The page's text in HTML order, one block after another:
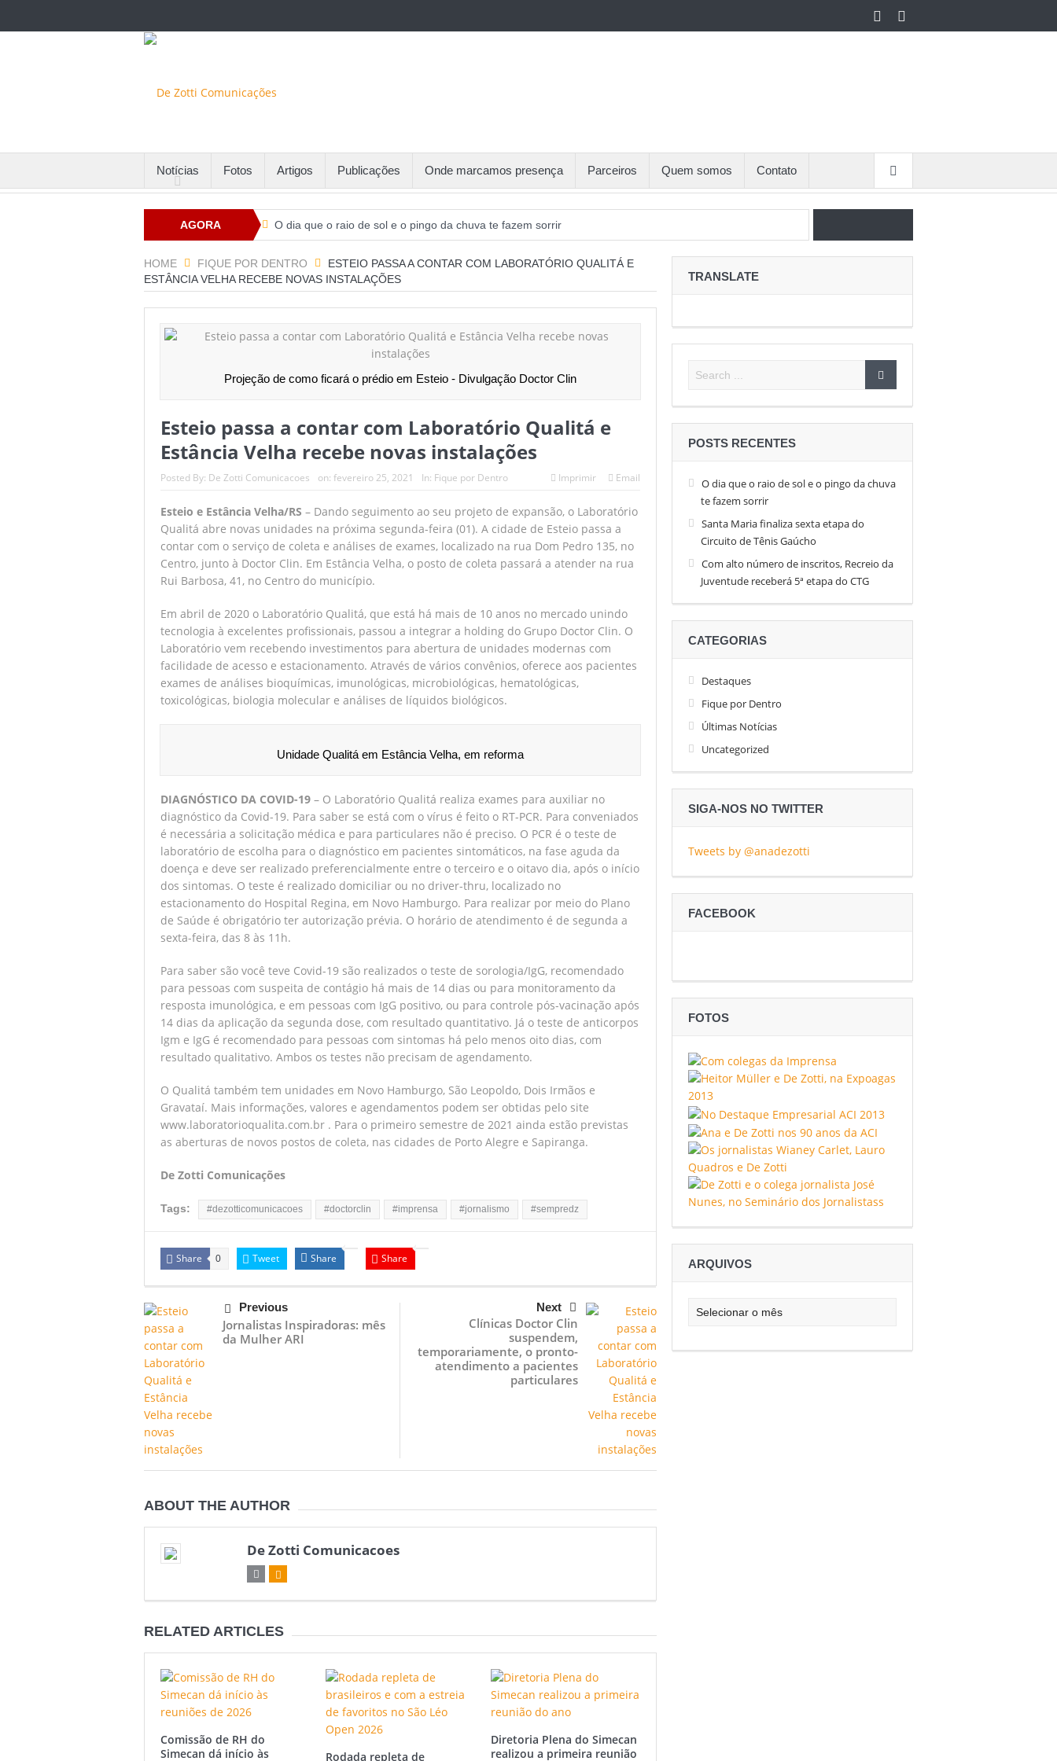
Notícias Fotos Artigos Publicações Onde marcamos presença Parceiros Quem somos Contato
AGORA O dia que o raio de sol e o pingo da chuva te fazem sorrir
Santa Maria finaliza sexta etapa do Circuito de Tênis Gaúcho
Com alto número de inscritos, Recreio da Juventude receberá 5ª etapa do CTG
Comissão de RH debate organização do trabalho e reivindicações sindicais para 2026
Em decisão com alto nível de tênis, Facundo Diaz Acosta é o campeão do São Léo Open 26
Seguem abertas até 13 de abril as inscrições para a Sessão de Negócios Simecan
Batalha de quase quatro horas garante brasileiro nas quartas de final do São Léo Open
Comissão de RH do Simecan dá início às reuniões de 2026
HOME FIQUE POR DENTRO
ESTEIO PASSA A CONTAR COM LABORATÓRIO QUALITÁ E
ESTÂNCIA VELHA RECEBE NOVAS INSTALAÇÕES
Projeção de como ficará o prédio em Esteio - Divulgação Doctor Clin
Esteio passa a contar com Laboratório Qualitá e
Estância Velha recebe novas instalações
Posted By: De Zotti Comunicacoes on: fevereiro 25, 2021 In: Fique por Dentro Imprimir Email
Esteio e Estância Velha/RS – Dando seguimento ao seu projeto de expansão, o Laboratório
Qualitá abre novas unidades na próxima segunda-feira (01). A cidade de Esteio passa a
contar com o serviço de coleta e análises de exames, localizado na rua Dom Pedro 135, no
Centro, junto à Doctor Clin. Em Estância Velha, o posto de coleta passará a atender na rua
Rui Barbosa, 41, no Centro do município.
Em abril de 2020 o Laboratório Qualitá, que está há mais de 10 anos no mercado unindo
tecnologia à excelentes profissionais, passou a integrar a holding do Grupo Doctor Clin. O
Laboratório vem recebendo investimentos para abertura de unidades modernas com
facilidade de acesso e estacionamento. Através de vários convênios, oferece aos pacientes
exames de análises bioquímicas, imunológicas, microbiológicas, hematológicas,
toxicológicas, biologia molecular e análises de líquidos biológicos.
Unidade Qualitá em Estância Velha, em reforma
DIAGNÓSTICO DA COVID-19 – O Laboratório Qualitá realiza exames para auxiliar no
diagnóstico da Covid-19. Para saber se está com o vírus é feito o RT-PCR. Para conveniados
é necessária a solicitação médica e para particulares não é preciso. O PCR é o teste de
laboratório de escolha para o diagnóstico em pacientes sintomáticos, na fase aguda da
doença e deve ser realizado preferencialmente entre o terceiro e o oitavo dia, após o início
dos sintomas. O teste é realizado domiciliar ou no driver-thru, localizado no
estacionamento do Hospital Regina, em Novo Hamburgo. Para realizar por meio do Plano
de Saúde é obrigatório ter autorização prévia. O horário de atendimento é de segunda a
sexta-feira, das 8 às 11h.
Para saber são você teve Covid-19 são realizados o teste de sorologia/IgG, recomendado
para pessoas com suspeita de contágio há mais de 14 dias ou para monitoramento da
resposta imunológica, e em pessoas com IgG positivo, ou para controle pós-vacinação após
14 dias da aplicação da segunda dose, com resultado quantitativo. Já o teste de anticorpos
Igm e IgG é recomendado para pessoas com sintomas há pelo menos oito dias, com
resultado qualitativo. Ambos os testes não precisam de agendamento.
O Qualitá também tem unidades em Novo Hamburgo, São Leopoldo, Dois Irmãos e
Gravataí. Mais informações, valores e agendamentos podem ser obtidas pelo site
www.laboratorioqualita.com.br . Para o primeiro semestre de 2021 ainda estão previstas
as aberturas de novos postos de coleta, nas cidades de Porto Alegre e Sapiranga.
De Zotti Comunicações
Tags: #dezotticomunicacoes #doctorclin #imprensa #jornalismo #sempredz
Share 0 Tweet Share Share
Previous
Jornalistas Inspiradoras: mês
da Mulher ARI
Next
Clínicas Doctor Clin
suspendem,
temporariamente, o pronto-
atendimento a pacientes
particulares
ABOUT THE AUTHOR
De Zotti Comunicacoes
RELATED ARTICLES
Comissão de RH do
Simecan dá início às
Rodada repleta de
Diretoria Plena do Simecan
realizou a primeira reunião
TRANSLATE
POSTS RECENTES
O dia que o raio de sol e o pingo da chuva
te fazem sorrir
Santa Maria finaliza sexta etapa do
Circuito de Tênis Gaúcho
Com alto número de inscritos, Recreio da
Juventude receberá 5ª etapa do CTG
CATEGORIAS
Destaques
Fique por Dentro
Últimas Notícias
Uncategorized
SIGA-NOS NO TWITTER
Tweets by @anadezotti
FACEBOOK
FOTOS
ARQUIVOS
Arquivos